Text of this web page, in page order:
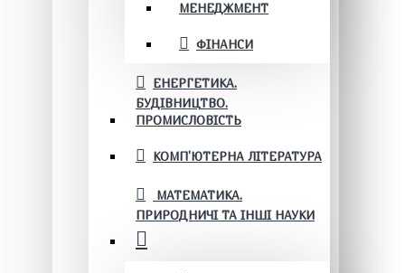
МЕНЕДЖМЕНТ
ФІНАНСИ
ЕНЕРГЕТИКА.
БУДІВНИЦТВО.
ПРОМИСЛОВІСТЬ
КОМП'ЮТЕРНА ЛІТЕРАТУРА
МАТЕМАТИКА.
ПРИРОДНИЧІ ТА ІНШІ НАУКИ